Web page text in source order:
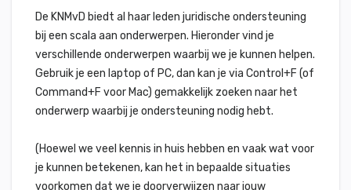
De KNMvD biedt al haar leden juridische ondersteuning
bij een scala aan onderwerpen. Hieronder vind je
verschillende onderwerpen waarbij we je kunnen helpen.
Gebruik je een laptop of PC, dan kan je via Control+F (of
Command+F voor Mac) gemakkelijk zoeken naar het
onderwerp waarbij je ondersteuning nodig hebt.
(Hoewel we veel kennis in huis hebben en vaak wat voor
je kunnen betekenen, kan het in bepaalde situaties
voorkomen dat we je doorverwijzen naar jouw